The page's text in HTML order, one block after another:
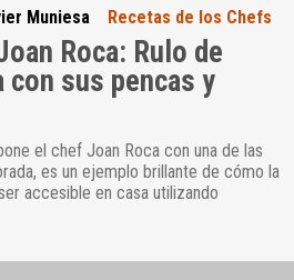
Muniesa Recetas de los Chefs
Roca: Rulo de
con sus pencas y
el chef Joan Roca con una de las
es un ejemplo brillante de cómo la
accesible en casa utilizando